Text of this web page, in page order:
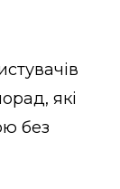
які
без